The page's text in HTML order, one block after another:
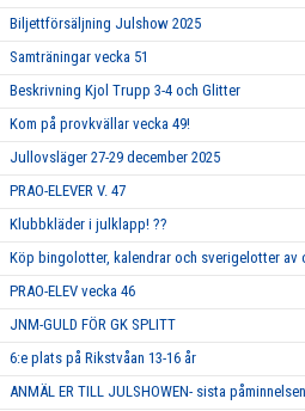
Biljettförsäljning Julshow 2025
Samträningar vecka 51
Beskrivning Kjol Trupp 3-4 och Glitter
Kom på provkvällar vecka 49!
Jullovsläger 27-29 december 2025
PRAO-ELEVER V. 47
Klubbkläder i julklapp! ??
Köp bingolotter, kalendrar och sverigelotter av
PRAO-ELEV vecka 46
JNM-GULD FÖR GK SPLITT
6:e plats på Rikstvåan 13-16 år
ANMÄL ER TILL JULSHOWEN- sista påminnelsen